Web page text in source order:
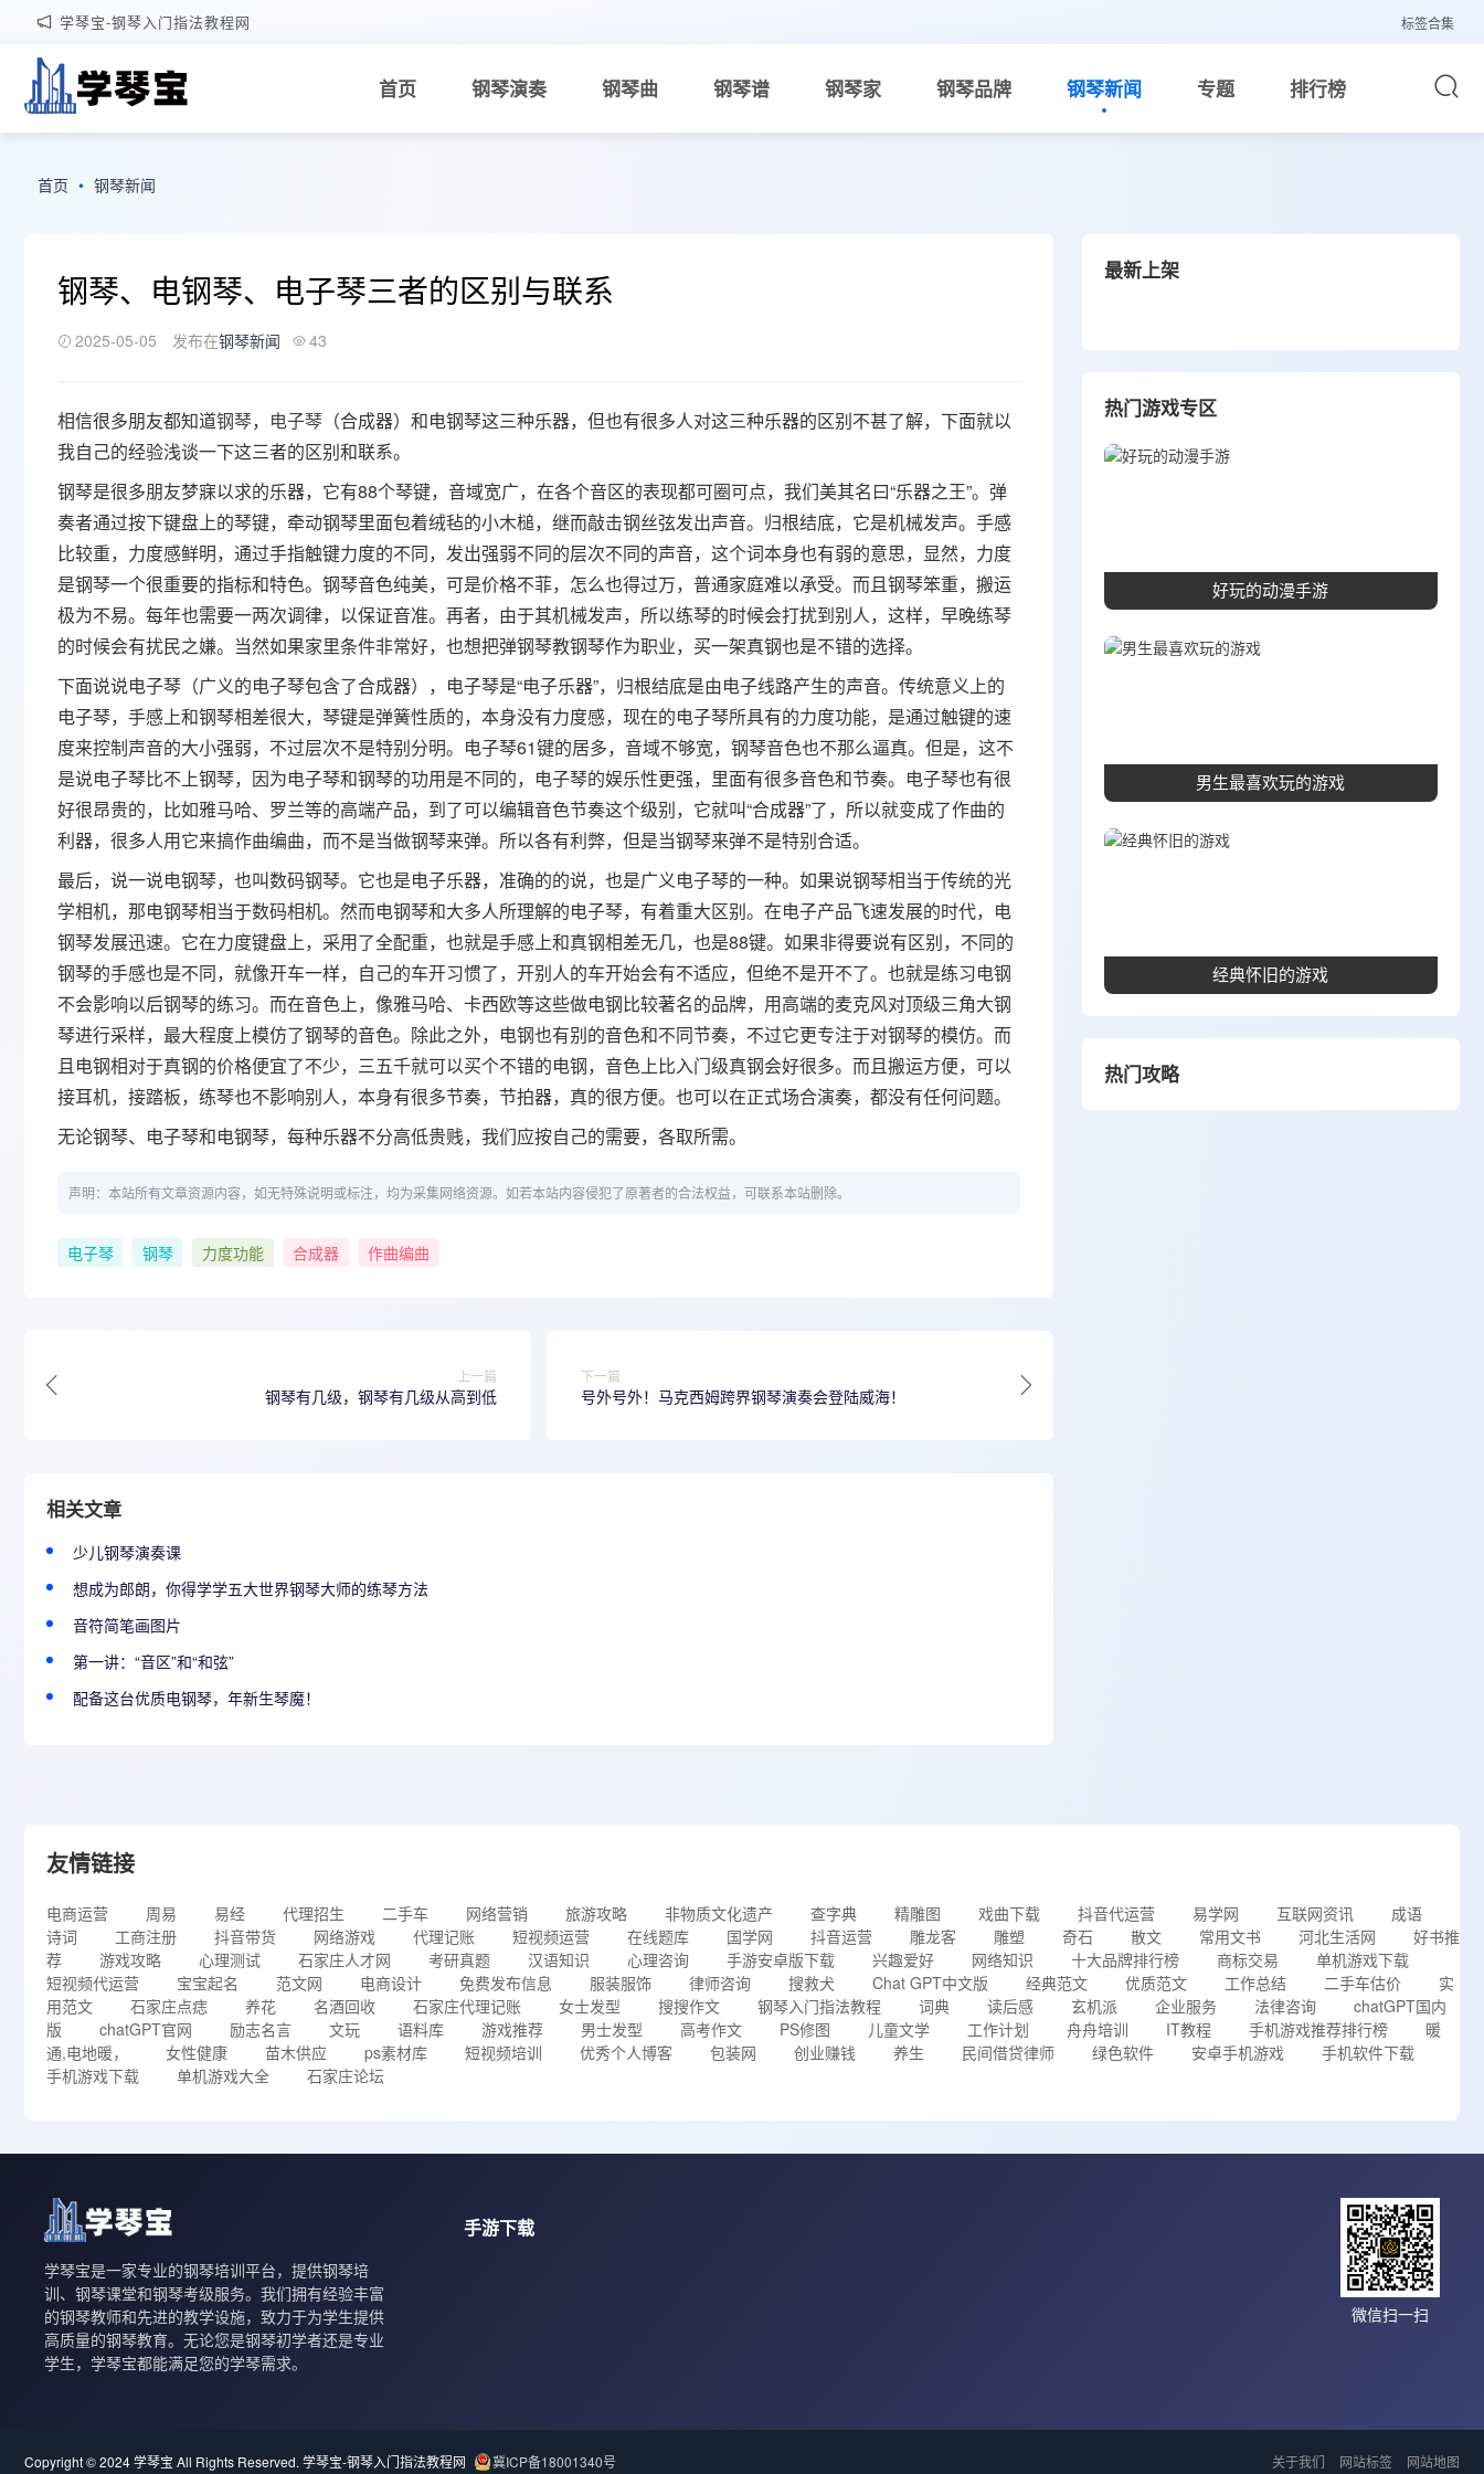
学琴宝-钢琴入门指法教程网 标签合集
首页 钢琴演奏 钢琴曲 钢琴谱 钢琴家 钢琴品牌 钢琴新闻 专题 排行榜
首页 • 钢琴新闻
钢琴、电钢琴、电子琴三者的区别与联系
2025-05-05 发布在钢琴新闻 43
相信很多朋友都知道钢琴， 电子琴 （合成器）和电钢琴这三种乐器，但也有很多人对这三种乐器的区别不甚了解，下面就以
我自己的经验浅谈一下这三者的区别和联系。
钢琴是很多朋友梦寐以求的乐器，它有88个琴键，音域宽广，在各个音区的表现都可圈可点，我们美其名曰“乐器之王”。弹
奏者通过按下键盘上的琴键，牵动钢琴里面包着绒毡的小木槌，继而敲击钢丝弦发出声音。归根结底，它是机械发声。手感
比较重，力度感鲜明，通过手指触键力度的不同，发出强弱不同的层次不同的声音，这个词本身也有弱的意思，显然，力度
是钢琴一个很重要的指标和特色。钢琴音色纯美，可是价格不菲，怎么也得过万，普通家庭难以承受。而且钢琴笨重，搬运
极为不易。每年也需要一两次调律，以保证音准。再者，由于其机械发声，所以练琴的时候会打扰到别人，这样，早晚练琴
的时候会有扰民之嫌。当然如果家里条件非常好，也想把弹钢琴教钢琴作为职业，买一架真钢也是不错的选择。
下面说说电子琴（广义的电子琴包含了合成器），电子琴是“电子乐器”，归根结底是由电子线路产生的声音。传统意义上的
电子琴，手感上和钢琴相差很大，琴键是弹簧性质的，本身没有力度感，现在的电子琴所具有的力度功能，是通过触键的速
度来控制声音的大小强弱，不过层次不是特别分明。电子琴61键的居多，音域不够宽，钢琴音色也不那么逼真。但是，这不
是说电子琴比不上钢琴，因为电子琴和钢琴的功用是不同的，电子琴的娱乐性更强，里面有很多音色和节奏。电子琴也有很
好很昂贵的，比如雅马哈、罗兰等的高端产品，到了可以编辑音色节奏这个级别，它就叫“合成器”了，所以就变成了作曲的
利器，很多人用它来搞作曲编曲，而不是当做钢琴来弹。所以各有利弊，但是当钢琴来弹不是特别合适。
最后，说一说电钢琴，也叫数码钢琴。它也是电子乐器，准确的的说，也是广义电子琴的一种。如果说钢琴相当于传统的光
学相机，那电钢琴相当于数码相机。然而电钢琴和大多人所理解的电子琴，有着重大区别。在电子产品飞速发展的时代，电
钢琴发展迅速。它在力度键盘上，采用了全配重，也就是手感上和真钢相差无几，也是88键。如果非得要说有区别，不同的
钢琴的手感也是不同，就像开车一样，自己的车开习惯了，开别人的车开始会有不适应，但绝不是开不了。也就是练习电钢
不会影响以后钢琴的练习。而在音色上，像雅马哈、卡西欧等这些做电钢比较著名的品牌，用高端的麦克风对顶级三角大钢
琴进行采样，最大程度上模仿了钢琴的音色。除此之外，电钢也有别的音色和不同节奏，不过它更专注于对钢琴的模仿。而
且电钢相对于真钢的价格便宜了不少，三五千就可以买个不错的电钢，音色上比入门级真钢会好很多。而且搬运方便，可以
接耳机，接踏板，练琴也不影响别人，本身有很多节奏，节拍器，真的很方便。也可以在正式场合演奏，都没有任何问题。
无论钢琴、电子琴和电钢琴，每种乐器不分高低贵贱，我们应按自己的需要，各取所需。
声明：本站所有文章资源内容，如无特殊说明或标注，均为采集网络资源。如若本站内容侵犯了原著者的合法权益，可联系本站删除。
电子琴 钢琴 力度功能 合成器 作曲编曲
上一篇
钢琴有几级，钢琴有几级从高到低
下一篇
号外号外！马克西姆跨界钢琴演奏会登陆威海！
相关文章
少儿钢琴演奏课
​想成为郎朗，你得学学五大世界钢琴大师的练琴方法
音符简笔画图片
第一讲：“音区”和“和弦”
配备这台优质电钢琴，年新生琴魔！
最新上架
热门游戏专区
好玩的动漫手游
男生最喜欢玩的游戏
经典怀旧的游戏
热门攻略
友情链接
电商运营 周易 易经 代理招生 二手车 网络营销 旅游攻略 非物质文化遗产 查字典 精雕图 戏曲下载 抖音代运营 易学网 互联网资讯
成语
诗词
工商注册 抖音带货 网络游戏 代理记账 短视频运营 在线题库 国学网 抖音运营 雕龙客 雕塑 奇石 散文 常用文书 河北生活网
好书推
荐
游戏攻略 心理测试 石家庄人才网 考研真题 汉语知识 心理咨询 手游安卓版下载 兴趣爱好 网络知识 十大品牌排行榜 商标交易
单机游戏下载
短视频代运营
宝宝起名 范文网 电商设计 免费发布信息 服装服饰 律师咨询 搜救犬 Chat GPT中文版 经典范文 优质范文 工作总结 二手车估价
实
用范文
石家庄点痣 养花 名酒回收 石家庄代理记账 女士发型 搜搜作文 钢琴入门指法教程 词典 读后感 玄机派 企业服务 法律咨询
chatGPT国内
版
chatGPT官网 励志名言 文玩 语料库 游戏推荐 男士发型 高考作文 PS修图 儿童文学 工作计划 舟舟培训 IT教程 手机游戏推荐排行榜
暖
通,电地暖，
女性健康 苗木供应 ps素材库 短视频培训 优秀个人博客 包装网 创业赚钱 养生 民间借贷律师 绿色软件 安卓手机游戏
手机软件下载
手机游戏下载
单机游戏大全 石家庄论坛
学琴宝是一家专业的钢琴培训平台，提供钢琴培
训、钢琴课堂和钢琴考级服务。我们拥有经验丰富
的钢琴教师和先进的教学设施，致力于为学生提供
高质量的钢琴教育。无论您是钢琴初学者还是专业
学生，学琴宝都能满足您的学琴需求。
手游下载
微信扫一扫
Copyright © 2024 学琴宝 All Rights Reserved. 学琴宝-钢琴入门指法教程网 冀ICP备18001340号 关于我们 网站标签 网站地图